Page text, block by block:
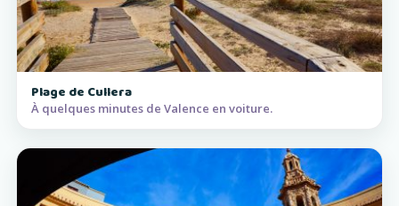
Plage de Cullera
À quelques minutes de Valence en voiture.